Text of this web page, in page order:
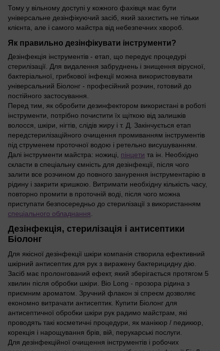
Тому у вільному доступі у кожного фахівця має бути
універсальне дезінфікуючий засіб, який захистить не тільки
клієнта, але і самого майстра від небезпечних хвороб.
Як правильно дезінфікувати інструменти?
Дезінфекція інструментів - етап, що передує процедурі
стерилізації. Для видалення забруднень і знищення вірусної,
бактеріальної, грибкової інфекції можна використовувати
універсальний Біолонг - професійний розчин, готовий до
постійного застосування.
Перед тим, як обробити дезинфектором використані в роботі
інструменти, потрібно почистити їх щіткою від залишків
волосся, шкіри, нігтів, слідів жиру і т. Д. Закінчується етап
передстерилізаційного очищення промиванням інструментів
під струменем проточної водою і ретельно висушуванням.
Далі інструменти майстра: ножиці, пінцети та ін. Необхідно
скласти в спеціальну ємність для дезінфекції, після чого
залити все розчином до повного занурення інструментарію в
рідину і закрити кришкою. Витримати необхідну кількість часу,
повторно промити в проточній воді, після чого можна
приступати безпосередньо до стерилізації з використанням
спеціального обладнання
Дезінфекція, стерилізація і антисептики
Біолонг
Для якісної дезінфекції шкіри компанія створила ефективний
шкірний антисептик для рук з виражену бактерицидну дію.
Засіб має пролонгований ефект, який зберігається протягом 5
хвилин після обробки шкіри. Bio Long - прозора рідина з
приємним ароматом. Зручний флакон зі спреєм дозволяє
економно витрачати антисептик. Купити Біолонг для
антисептичної обробки шкіри рук радимо майстрам, які
проводять такі косметичні процедури, як манікюр / педикюр,
корекція і нарощування брів, вій, перукарські послуги.
Для дезінфекційної очищення інструментів і робочих